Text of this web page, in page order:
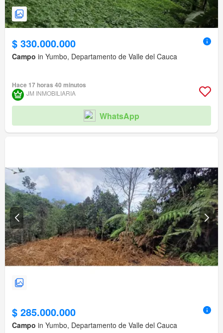
$ 330.000.000
Campo in Yumbo, Departamento de Valle del Cauca
Hace 17 horas 40 minutos
JM INMOBILIARIA
WhatsApp
$ 285.000.000
Campo in Yumbo, Departamento de Valle del Cauca